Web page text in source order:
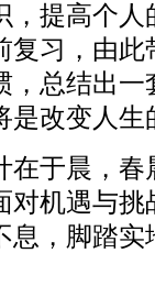
，提高个
复习，由
，总结出一
是改变人生
在于晨，
对机遇与挑
息，脚踏